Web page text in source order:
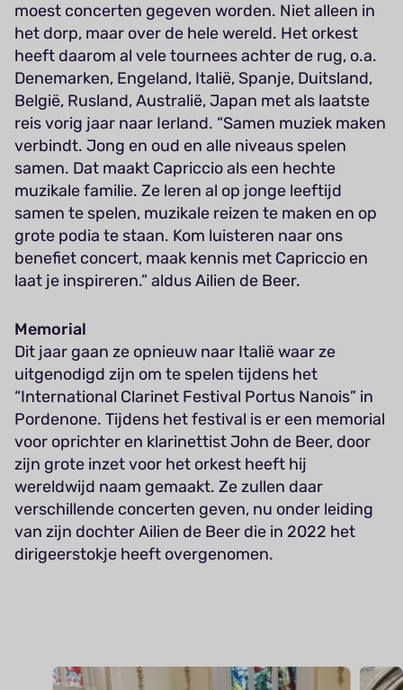
moest concerten gegeven worden. Niet alleen in
het dorp, maar over de hele wereld. Het orkest
heeft daarom al vele tournees achter de rug, o.a.
Denemarken, Engeland, Italië, Spanje, Duitsland,
België, Rusland, Australië, Japan met als laatste
reis vorig jaar naar Ierland. “Samen muziek maken
verbindt. Jong en oud en alle niveaus spelen
samen. Dat maakt Capriccio als een hechte
muzikale familie. Ze leren al op jonge leeftijd
samen te spelen, muzikale reizen te maken en op
grote podia te staan. Kom luisteren naar ons
benefiet concert, maak kennis met Capriccio en
laat je inspireren.” aldus Ailien de Beer.
Memorial
Dit jaar gaan ze opnieuw naar Italië waar ze
uitgenodigd zijn om te spelen tijdens het
“International Clarinet Festival Portus Nanois” in
Pordenone. Tijdens het festival is er een memorial
voor oprichter en klarinettist John de Beer, door
zijn grote inzet voor het orkest heeft hij
wereldwijd naam gemaakt. Ze zullen daar
verschillende concerten geven, nu onder leiding
van zijn dochter Ailien de Beer die in 2022 het
dirigeerstokje heeft overgenomen.